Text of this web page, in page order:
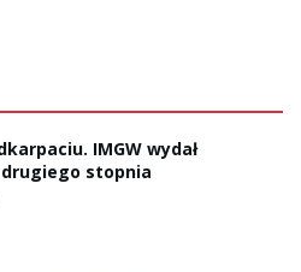
IMGW wydał
stopnia